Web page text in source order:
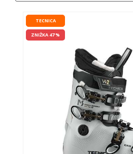
TECNICA
ZNIŻKA 47 %